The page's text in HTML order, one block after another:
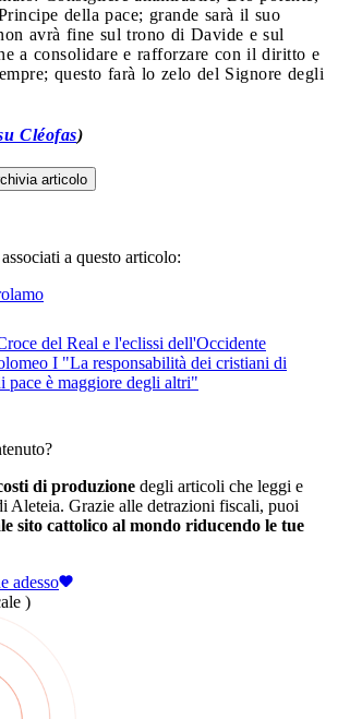
della pace; grande sarà il suo
avrà fine sul trono di Davide e sul
a consolidare e rafforzare con il diritto e
questo farà lo zelo del Signore degli
Cléofas)
articolo
a questo articolo:
del Real e l'eclissi dell'Occidente
I "La responsabilità dei cristiani di
pace è maggiore degli altri"
di produzione degli articoli che leggi e
Aleteia. Grazie alle detrazioni fiscali, puoi
sito cattolico al mondo riducendo le tue
adesso
)